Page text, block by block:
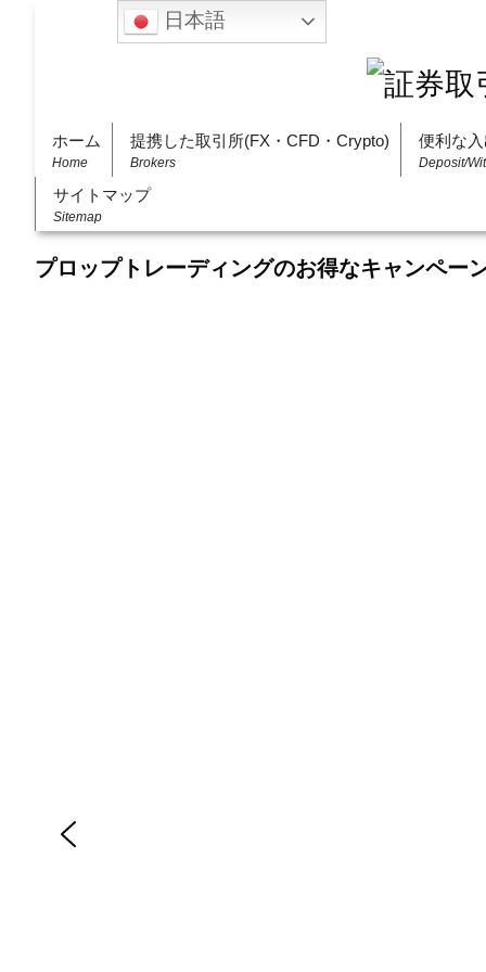
ホーム
Home
提携した取引所(FX・CFD・Crypto)
Brokers
便利な
Deposit/
サイトマップ
Sitemap
プロップトレーディングのお得なキャンペー
日本語